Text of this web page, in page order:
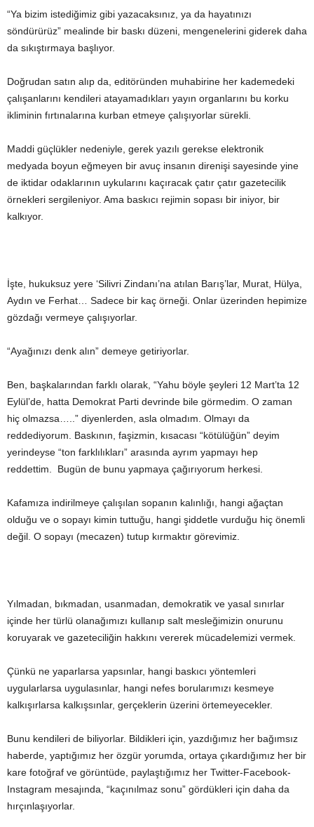
“Ya bizim istediğimiz gibi yazacaksınız, ya da hayatınızı
söndürürüz” mealinde bir baskı düzeni, mengenelerini giderek daha
da sıkıştırmaya başlıyor.
Doğrudan satın alıp da, editöründen muhabirine her kademedeki
çalışanlarını kendileri atayamadıkları yayın organlarını bu korku
ikliminin fırtınalarına kurban etmeye çalışıyorlar sürekli.
Maddi güçlükler nedeniyle, gerek yazılı gerekse elektronik
medyada boyun eğmeyen bir avuç insanın direnişi sayesinde yine
de iktidar odaklarının uykularını kaçıracak çatır çatır gazetecilik
örnekleri sergileniyor. Ama baskıcı rejimin sopası bir iniyor, bir
kalkıyor.
İşte, hukuksuz yere ‘Silivri Zindanı’na atılan Barış’lar, Murat, Hülya,
Aydın ve Ferhat… Sadece bir kaç örneği. Onlar üzerinden hepimize
gözdağı vermeye çalışıyorlar.
“Ayağınızı denk alın” demeye getiriyorlar.
Ben, başkalarından farklı olarak, “Yahu böyle şeyleri 12 Mart’ta 12
Eylül’de, hatta Demokrat Parti devrinde bile görmedim. O zaman
hiç olmazsa…..” diyenlerden, asla olmadım. Olmayı da
reddediyorum. Baskının, faşizmin, kısacası “kötülüğün” deyim
yerindeyse “ton farklılıkları” arasında ayrım yapmayı hep
reddettim. Bugün de bunu yapmaya çağırıyorum herkesi.
Kafamıza indirilmeye çalışılan sopanın kalınlığı, hangi ağaçtan
olduğu ve o sopayı kimin tuttuğu, hangi şiddetle vurduğu hiç önemli
değil. O sopayı (mecazen) tutup kırmaktır görevimiz.
Yılmadan, bıkmadan, usanmadan, demokratik ve yasal sınırlar
içinde her türlü olanağımızı kullanıp salt mesleğimizin onurunu
koruyarak ve gazeteciliğin hakkını vererek mücadelemizi vermek.
Çünkü ne yaparlarsa yapsınlar, hangi baskıcı yöntemleri
uygularlarsa uygulasınlar, hangi nefes borularımızı kesmeye
kalkışırlarsa kalkışsınlar, gerçeklerin üzerini örtemeyecekler.
Bunu kendileri de biliyorlar. Bildikleri için, yazdığımız her bağımsız
haberde, yaptığımız her özgür yorumda, ortaya çıkardığımız her bir
kare fotoğraf ve görüntüde, paylaştığımız her Twitter-Facebook-
Instagram mesajında, “kaçınılmaz sonu” gördükleri için daha da
hırçınlaşıyorlar.